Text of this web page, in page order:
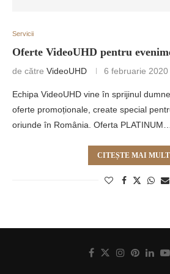
Servicii
Oferte VideoUHD pentru
de către VideoUHD 6 februarie 2020
Echipa VideoUHD vine în sprijinul
oferte promoționale, create special
oriunde în România. Oferta PLATINUM…
CITEȘTE MAI MULT